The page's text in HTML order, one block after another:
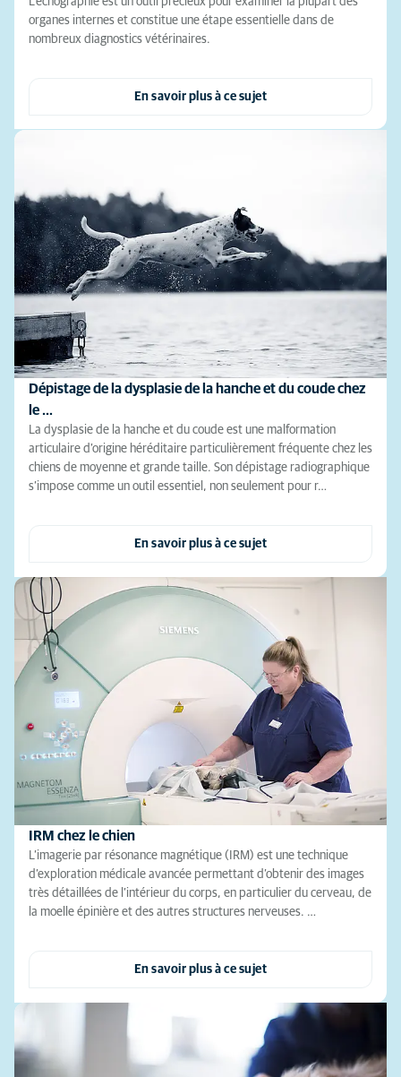
organes internes et constitue une étape essentielle dans de
nombreux diagnostics vétérinaires.
En savoir plus à ce sujet
Dépistage de la dysplasie de la hanche et du coude chez
le …
La dysplasie de la hanche et du coude est une malformation
articulaire d’origine héréditaire particulièrement fréquente chez les
chiens de moyenne et grande taille. Son dépistage radiographique
s’impose comme un outil essentiel, non seulement pour r…
En savoir plus à ce sujet
IRM chez le chien
L’imagerie par résonance magnétique (IRM) est une technique
d’exploration médicale avancée permettant d’obtenir des images
très détaillées de l’intérieur du corps, en particulier du cerveau, de
la moelle épinière et des autres structures nerveuses. …
En savoir plus à ce sujet